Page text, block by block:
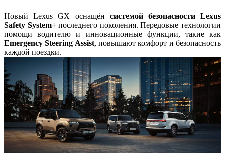
Новый Lexus GX оснащён системой безопасности Lexus
Safety System+последнего поколения. Передовые технологии
помощи водителю и инновационные функции, такие как
Emergency Steering Assist, повышают комфорт и безопасность
каждой поездки.